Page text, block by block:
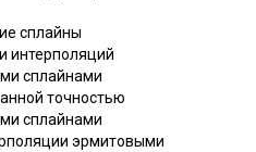
сплайны
интерполяций
сплайнами
точностью
сплайнами
эрмитовыми